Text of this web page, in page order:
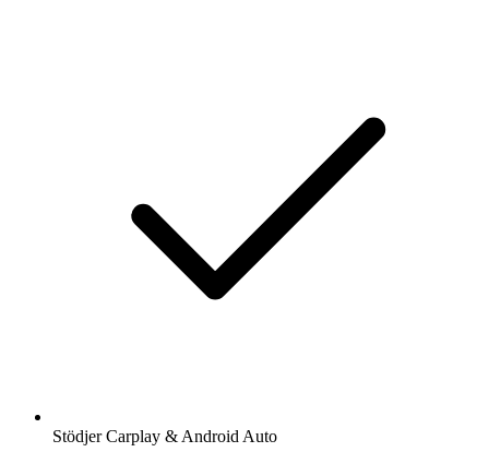
Stödjer Carplay & Android Auto